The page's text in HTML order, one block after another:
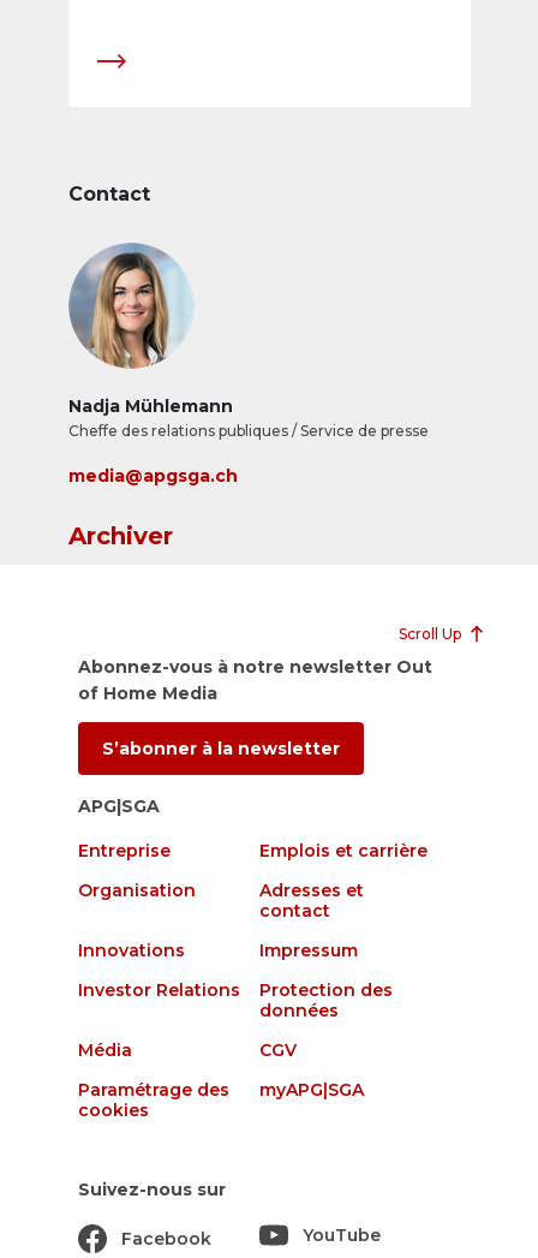
Contact
Nadja Mühlemann
Cheffe des relations publiques / Service de presse
media@apgsga.ch
Archiver
Scroll Up
Abonnez-vous à notre newsletter Out
of Home Media
S’abonner à la newsletter
APG|SGA
Entreprise
Emplois et carrière
Organisation
Adresses et
contact
Innovations
Impressum
Investor Relations
Protection des
données
Média
CGV
Paramétrage des
cookies
myAPG|SGA
Suivez-nous sur
Facebook YouTube